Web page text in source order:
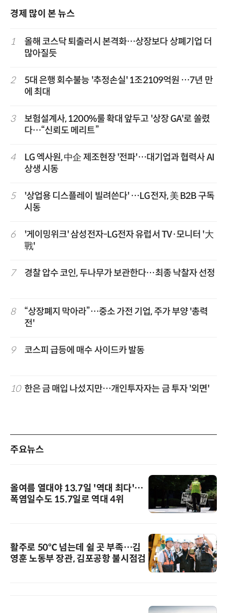
경제 많이 본 뉴스
1
올해 코스닥 퇴출러시 본격화…상장보다 상폐기업 더
많아질듯
2
5대 은행 회수불능 '추정손실' 1조2109억원 …7년 만
에 최대
3
보험설계사, 1200%룰 확대 앞두고 '상장 GA'로 쏠렸
다…“신뢰도 메리트”
4
LG 엑사원, 中企 제조현장 '전파'…대기업과 협력사 AI
상생 시동
5
'상업용 디스플레이 빌려쓴다' …LG전자, 美 B2B 구독
시동
6
'게이밍위크' 삼성전자-LG전자 유럽서 TV·모니터 '大
戰'
7 경찰 압수 코인, 두나무가 보관한다…최종 낙찰자 선정
8
“상장폐지 막아라”…중소 가전 기업, 주가 부양 '총력
전'
9 코스피 급등에 매수 사이드카 발동
10 한은 금 매입 나섰지만…개인투자자는 금 투자 '외면'
주요뉴스
올여름 열대야 13.7일 '역대 최다'…
폭염일수도 15.7일로 역대 4위
활주로 50℃ 넘는데 쉴 곳 부족…김
영훈 노동부 장관, 김포공항 불시점검